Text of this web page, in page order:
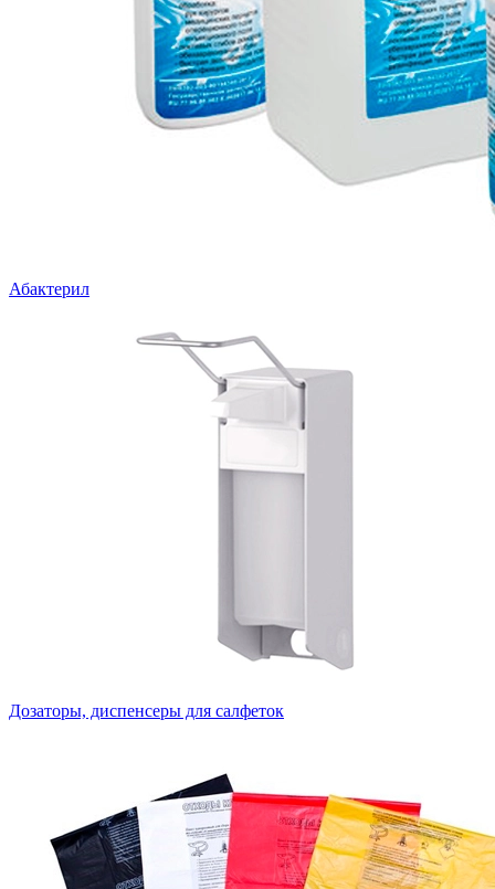
Абактерил
Дозаторы, диспенсеры для салфеток